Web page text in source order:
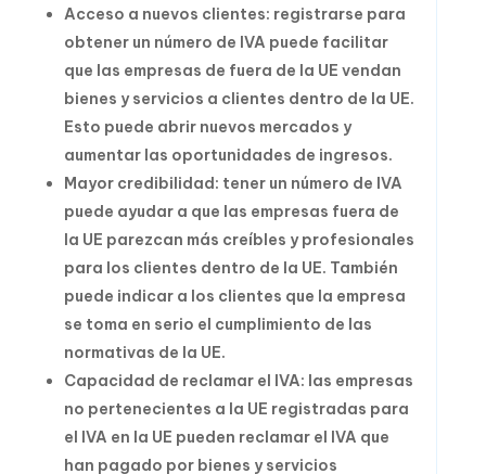
Acceso a nuevos clientes: registrarse para
obtener un número de IVA puede facilitar
que las empresas de fuera de la UE vendan
bienes y servicios a clientes dentro de la UE.
Esto puede abrir nuevos mercados y
aumentar las oportunidades de ingresos.
Mayor credibilidad: tener un número de IVA
puede ayudar a que las empresas fuera de
la UE parezcan más creíbles y profesionales
para los clientes dentro de la UE. También
puede indicar a los clientes que la empresa
se toma en serio el cumplimiento de las
normativas de la UE.
Capacidad de reclamar el IVA: las empresas
no pertenecientes a la UE registradas para
el IVA en la UE pueden reclamar el IVA que
han pagado por bienes y servicios